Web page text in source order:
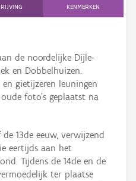
KENMERKEN
de noordelijke Dijle-
en Dobbelhuizen.
gietijzeren leuningen
foto's geplaatst na
13de eeuw, verwijzend
eertijds aan het
Tijdens de 14de en de
ter plaatse